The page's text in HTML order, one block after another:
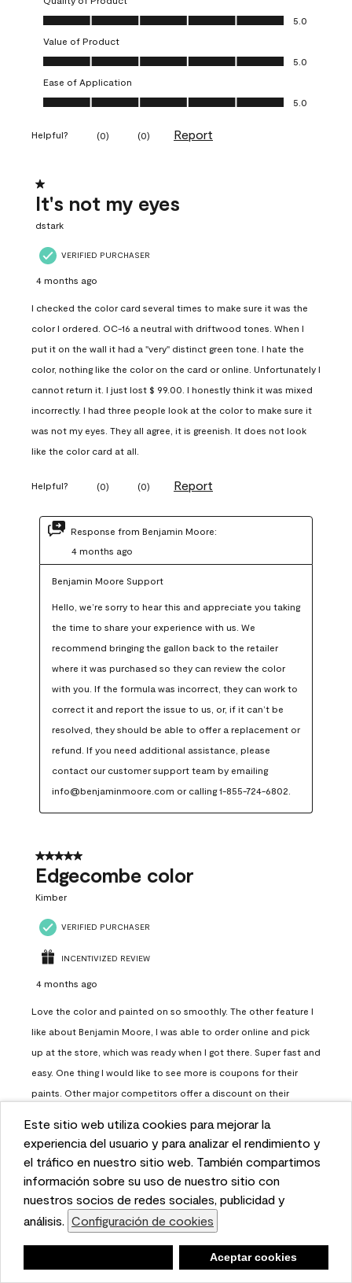
This website uses cookies to enhance user experience
and to analyze performance and traffic on our website.
We also share information about your use of our site
with our social media, advertising, and analytics
partners. Cookie Settings
Accept Cookies
Este sitio web utiliza cookies para mejorar la
experiencia del usuario y para analizar el rendimiento y
el tráfico en nuestro sitio web. También compartimos
información sobre su uso de nuestro sitio con
nuestros socios de redes sociales, publicidad y
análisis. Configuración de cookies
Aceptar cookies
Quality of Product, 5.0 out of 5
5.0
Value of Product
Value of Product, 5.0 out of 5
5.0
Ease of Application
Ease of Application, 5.0 out of 5
5.0
Helpful? (0) (0) Report
1 out of 5 stars.
It's not my eyes
dstark
VERIFIED PURCHASER
4 months ago
I checked the color card several times to make sure it was the
color I ordered. OC-16 a neutral with driftwood tones. When I
put it on the wall it had a "very" distinct green tone. I hate the
color, nothing like the color on the card or online. Unfortunately I
cannot return it. I just lost $ 99.00. I honestly think it was mixed
incorrectly. I had three people look at the color to make sure it
was not my eyes. They all agree, it is greenish. It does not look
like the color card at all.
Helpful? (0) (0) Report
Response from Benjamin Moore:
4 months ago
Benjamin Moore Support
Hello, we’re sorry to hear this and appreciate you taking
the time to share your experience with us. We
recommend bringing the gallon back to the retailer
where it was purchased so they can review the color
with you. If the formula was incorrect, they can work to
correct it and report the issue to us, or, if it can’t be
resolved, they should be able to offer a replacement or
refund. If you need additional assistance, please
contact our customer support team by emailing
info@benjaminmoore.com or calling 1-855-724-6802.
5 out of 5 stars.
Edgecombe color
Kimber
VERIFIED PURCHASER
INCENTIVIZED REVIEW
4 months ago
Love the color and painted on so smoothly. The other feature I
like about Benjamin Moore, I was able to order online and pick
up at the store, which was ready when I got there. Super fast and
easy. One thing I would like to see more is coupons for their
paints. Other major competitors offer a discount on their
Helpful? (0 (0) Report
Load More